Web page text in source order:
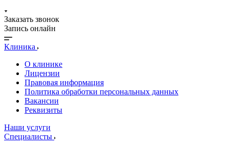
Заказать звонок
Запись онлайн
Клиника
О клинике
Лицензии
Правовая информация
Политика обработки персональных данных
Вакансии
Реквизиты
Наши услуги
Специалисты